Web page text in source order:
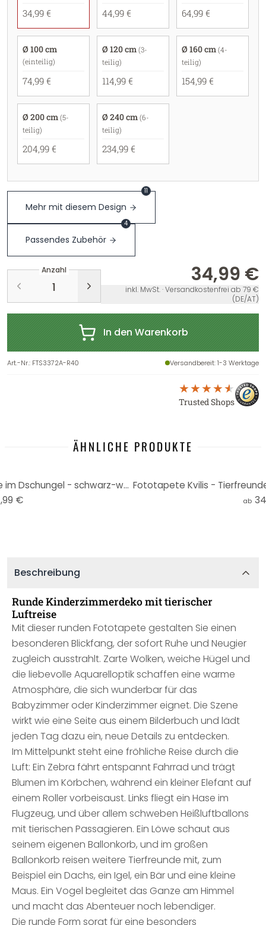
34,99 € 44,99 € 64,99 €
Ø 100 cm
(einteilig)
74,99 €
Ø 120 cm (3-
teilig)
114,99 €
Ø 160 cm (4-
teilig)
154,99 €
Ø 200 cm (5-
teilig)
204,99 €
Ø 240 cm (6-
teilig)
234,99 €
Mehr mit diesem Design
11
Passendes Zubehör
4
Anzahl 34,99 €
inkl. MwSt. · Versandkostenfrei ab 79 €
(DE/AT)
In den Warenkorb
Art.-Nr.: FTS3372A-R40 Versandbereit: 1-3 Werktage
Trusted Shops
ÄHNLICHE PRODUKTE
Fototapete Kvilis - Tierfreunde im Dschungel - schwarz-weiß - Rund - Selbstklebend/Vlies
€
ab
Beschreibung
Runde Kinderzimmerdeko mit tierischer
Luftreise
Mit dieser runden Fototapete gestalten Sie einen
besonderen Blickfang, der sofort Ruhe und Neugier
zugleich ausstrahlt. Zarte Wolken, weiche Hügel und
die liebevolle Aquarelloptik schaffen eine warme
Atmosphäre, die sich wunderbar für das
Babyzimmer oder Kinderzimmer eignet. Die Szene
wirkt wie eine Seite aus einem Bilderbuch und lädt
jeden Tag dazu ein, neue Details zu entdecken.
Im Mittelpunkt steht eine fröhliche Reise durch die
Luft: Ein Zebra fährt entspannt Fahrrad und trägt
Blumen im Körbchen, während ein kleiner Elefant auf
einem Roller vorbeisaust. Links fliegt ein Hase im
Flugzeug, und über allem schweben Heißluftballons
mit tierischen Passagieren. Ein Löwe schaut aus
seinem eigenen Ballonkorb, und im großen
Ballonkorb reisen weitere Tierfreunde mit, zum
Beispiel ein Dachs, ein Igel, ein Bär und eine kleine
Maus. Ein Vogel begleitet das Ganze am Himmel
und macht das Abenteuer noch lebendiger.
Die runde Form sorgt für eine besonders